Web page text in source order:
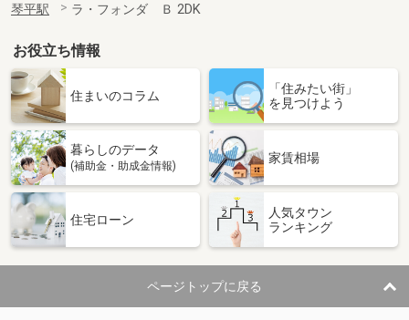
琴平駅
ラ・フォンダ Ｂ 2DK
お役立ち情報
住まいのコラム
「住みたい街」
を見つけよう
暮らしのデータ
(補助金・助成金情報)
家賃相場
住宅ローン
人気タウン
ランキング
ページトップに戻る